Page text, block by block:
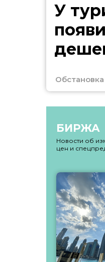
У
БИРЖА
Новости об
цен и